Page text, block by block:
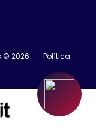
© 2026
Política